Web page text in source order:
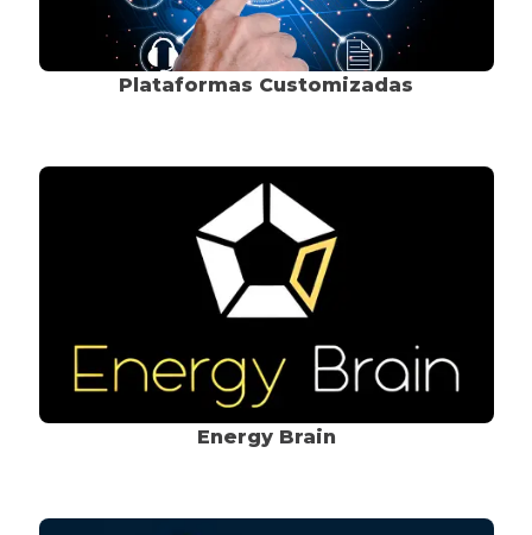
Plataformas Customizadas
Energy Brain